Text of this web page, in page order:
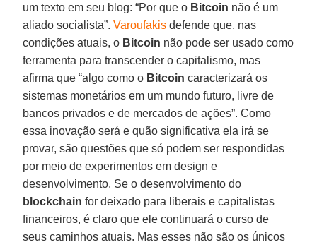
um texto em seu blog: “Por que o Bitcoin não é um
aliado socialista”.Varoufakis defende que, nas
condições atuais, o Bitcoin não pode ser usado como
ferramenta para transcender o capitalismo, mas
afirma que “algo como o Bitcoin caracterizará os
sistemas monetários em um mundo futuro, livre de
bancos privados e de mercados de ações”. Como
essa inovação será e quão significativa ela irá se
provar, são questões que só podem ser respondidas
por meio de experimentos em design e
desenvolvimento. Se o desenvolvimento do
blockchain for deixado para liberais e capitalistas
financeiros, é claro que ele continuará o curso de
seus caminhos atuais. Mas esses não são os únicos